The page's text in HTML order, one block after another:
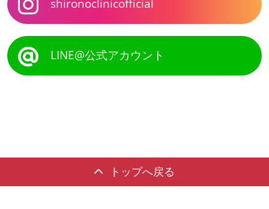
shironoclinicofficial
LINE@公式アカウント
トップへ戻る